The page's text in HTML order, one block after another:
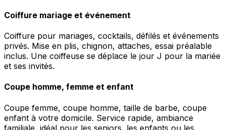
Coiffure mariage et événement
Coiffure pour mariages, cocktails, défilés et événements
privés. Mise en plis, chignon, attaches, essai préalable
inclus. Une coiffeuse se déplace le jour J pour la mariée
et ses invités.
Coupe homme, femme et enfant
Coupe femme, coupe homme, taille de barbe, coupe
enfant à votre domicile. Service rapide, ambiance
familiale, idéal pour les seniors, les enfants ou les